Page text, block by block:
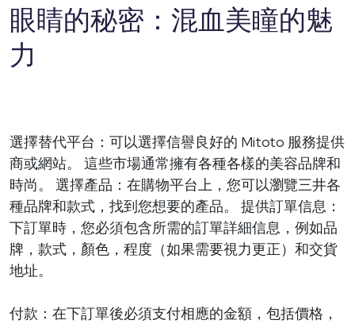
眼睛的秘密：混血美瞳的魅
力
選擇替代平台：可以選擇信譽良好的 Mitoto 服務提供
商或網站。 這些市場通常擁有各種各樣的美容品牌和
時尚。 選擇產品：在購物平台上，您可以瀏覽三井各
種品牌和款式，找到您想要的產品。 提供訂單信息：
下訂單時，您必須包含所需的訂單詳細信息，例如品
牌，款式，顏色，程度（如果需要視力更正）和交貨
地址。
付款：在下訂單後必須支付相應的金額，包括價格，